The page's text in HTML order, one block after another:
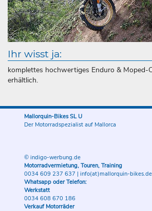
Ihr wisst ja:
komplettes hochwertiges Enduro & Moped-
erhältlich.
Mallorquin-Bikes SL U
Der Motorradspezialist auf Mallorca
© indigo-werbung.de
Motorradvermietung, Touren, Training
0034 609 237 637 | info(at)mallorquin-bikes.de
Whatsapp oder Telefon:
Werkstatt
0034 608 670 186
Verkauf Motorräder